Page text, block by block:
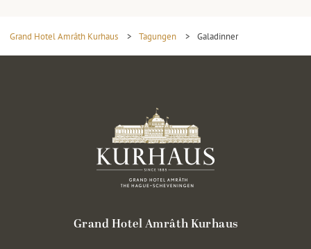
Grand Hotel Amrâth Kurhaus > Tagungen > Galadinner
Grand Hotel Amrâth Kurhaus